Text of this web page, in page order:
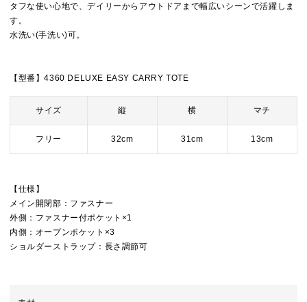
タフな使い心地で、デイリーからアウトドアまで幅広いシーンで活躍しま
す。
水洗い(手洗い)可。
【型番】4360 DELUXE EASY CARRY TOTE
サイズ 縦 横 マチ
フリー 32cm 31cm 13cm
【仕様】
メイン開閉部：ファスナー
外側：ファスナー付ポケット×1
内側：オープンポケット×3
ショルダーストラップ：長さ調節可